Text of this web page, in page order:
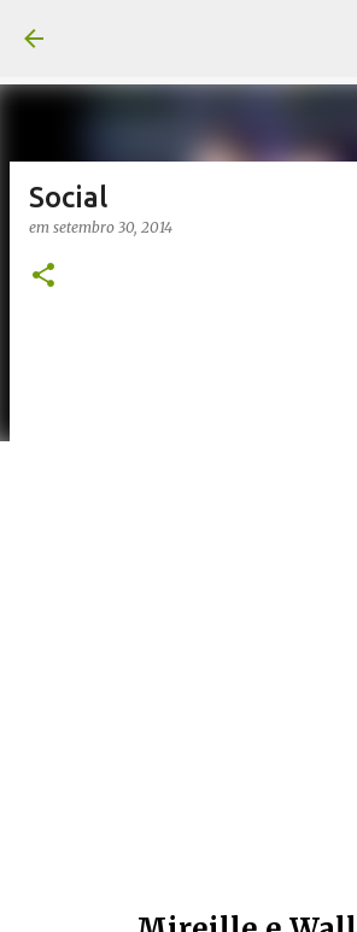
Social
em setembro 30, 2014